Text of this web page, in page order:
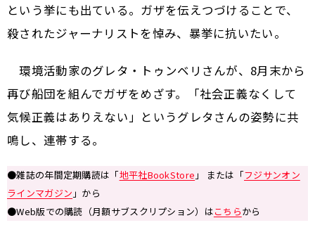
という挙にも出ている。ガザを伝えつづけることで、
殺されたジャーナリストを悼み、暴挙に抗いたい。
環境活動家のグレタ・トゥンベリさんが、8月末から
再び船団を組んでガザをめざす。「社会正義なくして
気候正義はありえない」というグレタさんの姿勢に共
鳴し、連帯する。
●雑誌の年間定期購読は「地平社BookStore 」 または「フジサンオン
ラインマガジン 」から
●Web版での購読（月額サブスクリプション）はこちらから